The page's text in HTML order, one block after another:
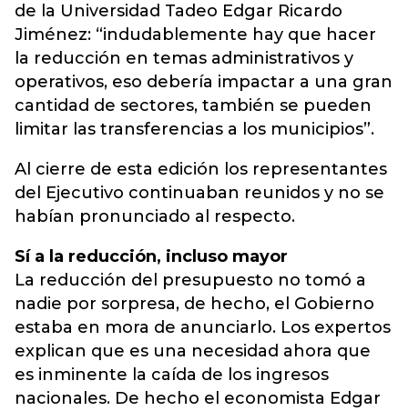
de la Universidad Tadeo Edgar Ricardo
Jiménez: “indudablemente hay que hacer
la reducción en temas administrativos y
operativos, eso debería impactar a una gran
cantidad de sectores, también se pueden
limitar las transferencias a los municipios”.
Al cierre de esta edición los representantes
del Ejecutivo continuaban reunidos y no se
habían pronunciado al respecto.
Sí a la reducción, incluso mayor
La reducción del presupuesto no tomó a
nadie por sorpresa, de hecho, el Gobierno
estaba en mora de anunciarlo. Los expertos
explican que es una necesidad ahora que
es inminente la caída de los ingresos
nacionales. De hecho el economista Edgar